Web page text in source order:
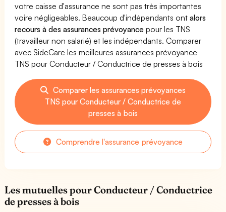
votre caisse d'assurance ne sont pas très importantes
voire négligeables. Beaucoup d'indépendants ontalors
recours à des assurances prévoyance pour les TNS
(travailleur non salarié) et les indépendants. Comparer
avec SideCare les meilleures assurances prévoyance
TNS pour Conducteur / Conductrice de presses à bois
Comparer les assurances prévoyances
TNS pour Conducteur / Conductrice de
presses à bois
Comprendre l'assurance prévoyance
Les mutuelles pour Conducteur / Conductrice
de presses à bois